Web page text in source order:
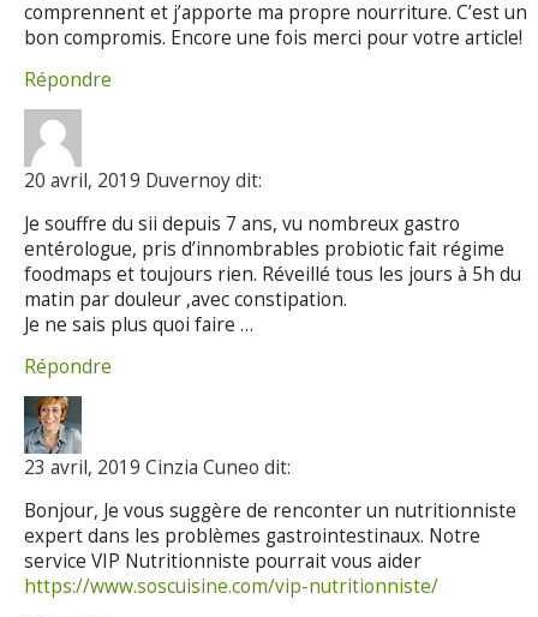
comprennent et j’apporte ma propre nourriture. C’est un
bon compromis. Encore une fois merci pour votre article!
Répondre
20 avril, 2019 Duvernoy dit:
Je souffre du sii depuis 7 ans, vu nombreux gastro
entérologue, pris d’innombrables probiotic fait régime
foodmaps et toujours rien. Réveillé tous les jours à 5h du
matin par douleur ,avec constipation.
Je ne sais plus quoi faire …
Répondre
23 avril, 2019 Cinzia Cuneo dit:
Bonjour, Je vous suggère de renconter un nutritionniste
expert dans les problèmes gastrointestinaux. Notre
service VIP Nutritionniste pourrait vous aider
https://www.soscuisine.com/vip-nutritionniste/